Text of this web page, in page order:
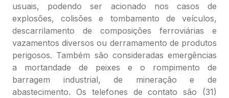
usuais, podendo ser acionado nos casos de
explosões, colisões e tombamento de veículos,
descarrilamento de composições ferroviárias e
vazamentos diversos ou derramamento de produtos
perigosos. Também são consideradas emergências
a mortandade de peixes e o rompimento de
barragem industrial, de mineração e de
abastecimento. Os telefones de contato são (31)